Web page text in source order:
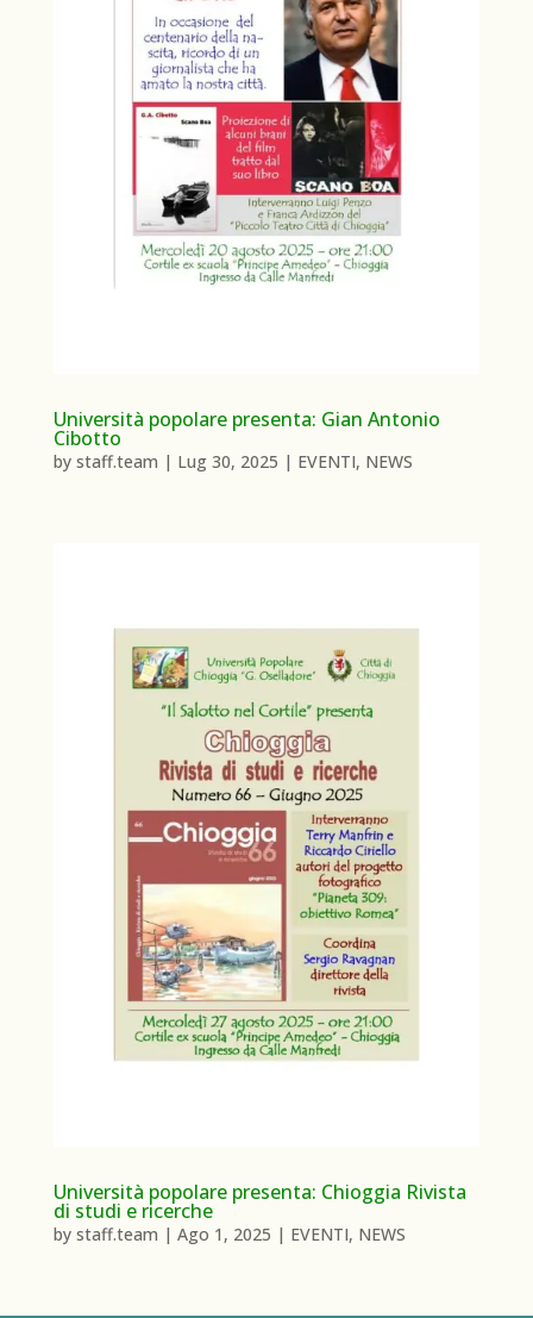
Università popolare presenta: Gian Antonio
Cibotto
by staff.team | Lug 30, 2025 | EVENTI, NEWS
Università popolare presenta: Chioggia Rivista
di studi e ricerche
by staff.team | Ago 1, 2025 | EVENTI, NEWS